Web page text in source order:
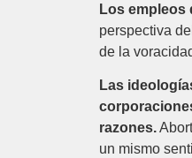
Los empleos
perspectiva
de la
Las
razones.
un mismo